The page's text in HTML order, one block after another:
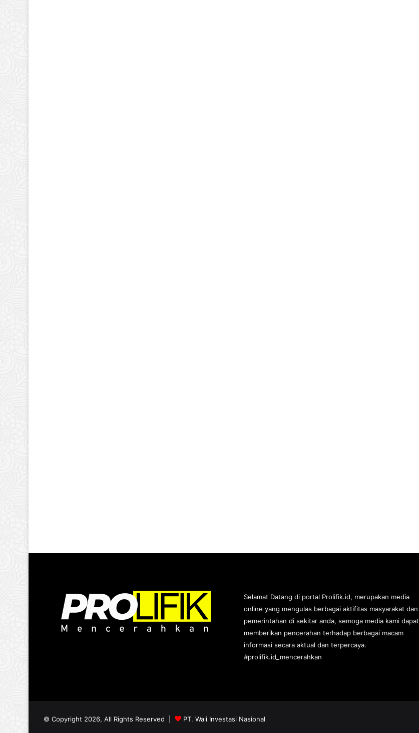
Selamat Datang di portal Prolifik.id, merupakan media
online yang mengulas berbagai aktifitas masyarakat dan
pemerintahan di sekitar anda, semoga media kami dapat
memberikan pencerahan terhadap berbagai macam
informasi secara aktual dan terpercaya.
#prolifik.id_mencerahkan
© Copyright 2026, All Rights Reserved | PT. Wali Investasi Nasional